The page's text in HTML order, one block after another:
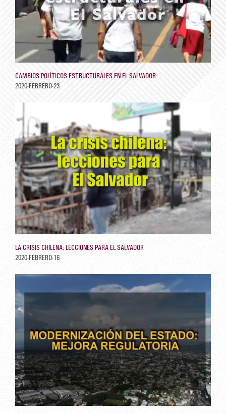
CAMBIOS POLÍTICOS ESTRUCTURALES EN EL SALVADOR
2020-FEBRERO-23
LA CRISIS CHILENA: LECCIONES PARA EL SALVADOR
2020-FEBRERO-16